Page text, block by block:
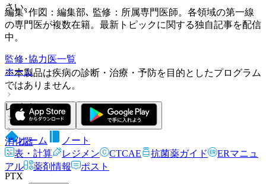
編集･作図：編集部､ 監修：所属専門医師。各領域の第一線
の専門医が複数在籍。最新トピックに関する独自記事を配信
中。
監修･協力医一覧
ホーム
レジメン
消化器
PTX
さい｡
※本製品は疾病の診断・治療・予防を目的としたプログラム
ではありません。
ホーム
ノート
表・計算
レジメン CTCAE 抗菌薬ガイド
ERマニュ
アル
薬剤情報 ポスト